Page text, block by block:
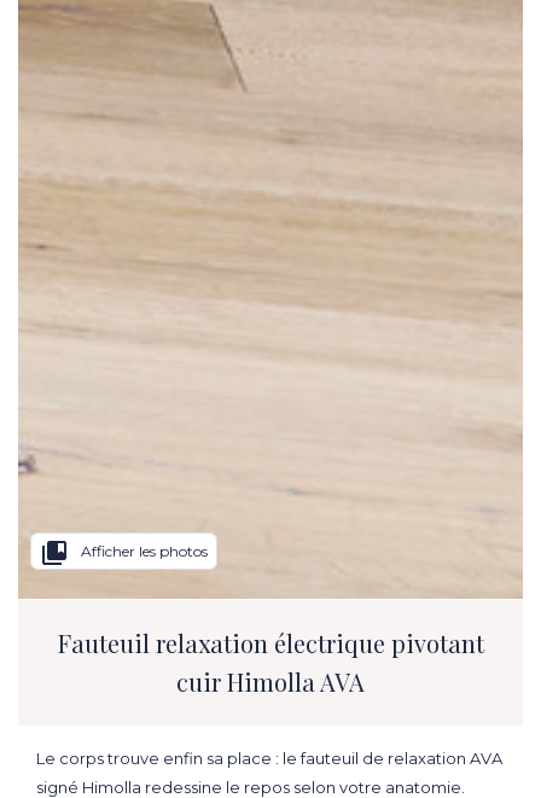
collections_bookmark Afficher les photos
Fauteuil relaxation électrique pivotant
cuir Himolla AVA
Le corps trouve enfin sa place : le fauteuil de relaxation AVA
signé Himolla redessine le repos selon votre anatomie.